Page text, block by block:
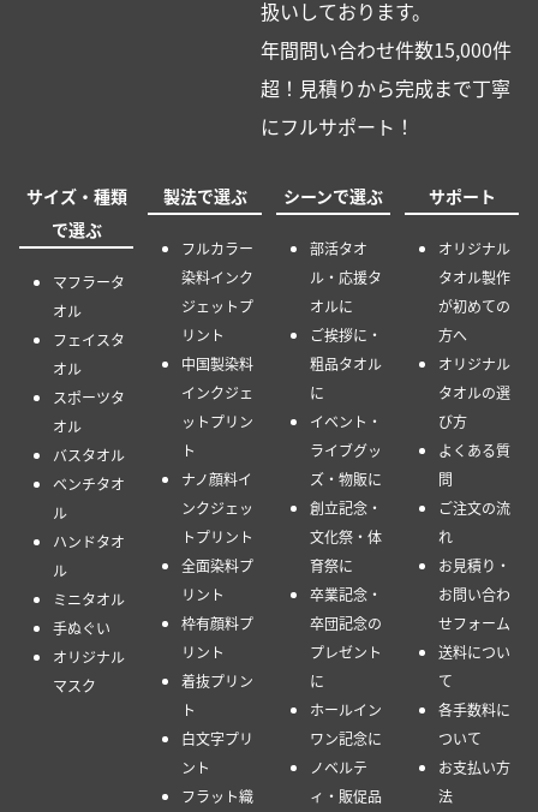
扱いしております。
年間問い合わせ件数15,000件
超！見積りから完成まで丁寧
にフルサポート！
サイズ・種類
で選ぶ
マフラータ
オル
フェイスタ
オル
スポーツタ
オル
バスタオル
ベンチタオ
ル
ハンドタオ
ル
ミニタオル
手ぬぐい
オリジナル
マスク
製法で選ぶ
フルカラー
染料インク
ジェットプ
リント
中国製染料
インクジェ
ットプリン
ト
ナノ顔料イ
ンクジェッ
トプリント
全面染料プ
リント
枠有顔料プ
リント
着抜プリン
ト
白文字プリ
ント
フラット織
シーンで選ぶ
部活タオ
ル・応援タ
オルに
ご挨拶に・
粗品タオル
に
イベント・
ライブグッ
ズ・物販に
創立記念・
文化祭・体
育祭に
卒業記念・
卒団記念の
プレゼント
に
ホールイン
ワン記念に
ノベルテ
ィ・販促品
サポート
オリジナル
タオル製作
が初めての
方へ
オリジナル
タオルの選
び方
よくある質
問
ご注文の流
れ
お見積り・
お問い合わ
せフォーム
送料につい
て
各手数料に
ついて
お支払い方
法